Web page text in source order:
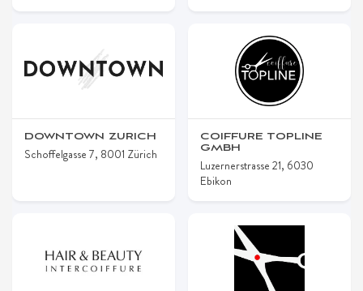
DOWNTOWN ZURICH
Schoffelgasse 7, 8001 Zürich
COIFFURE TOPLINE
GMBH
Luzernerstrasse 21, 6030
Ebikon